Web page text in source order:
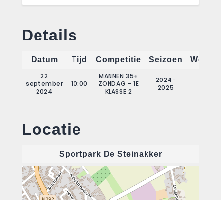
Details
Datum Tijd Competitie Seizoen
22
september
2024
10:00
MANNEN 35+
ZONDAG - 1E
KLASSE 2
2024-
2025
Locatie
Sportpark De Steinakker